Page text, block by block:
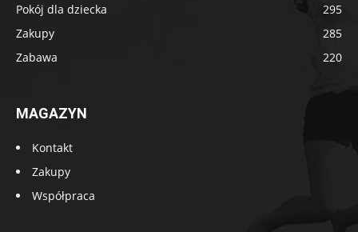
Pokój dla dziecka
295
Zakupy
285
Zabawa
220
MAGAZYN
Kontakt
Zakupy
Współpraca